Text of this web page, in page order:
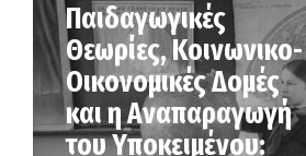
Παιδαγωγικές
Θεωρίες, Κοινωνικο-
Οικονομικές Δομές
και η Αναπαραγωγή
του Υποκειμένου: